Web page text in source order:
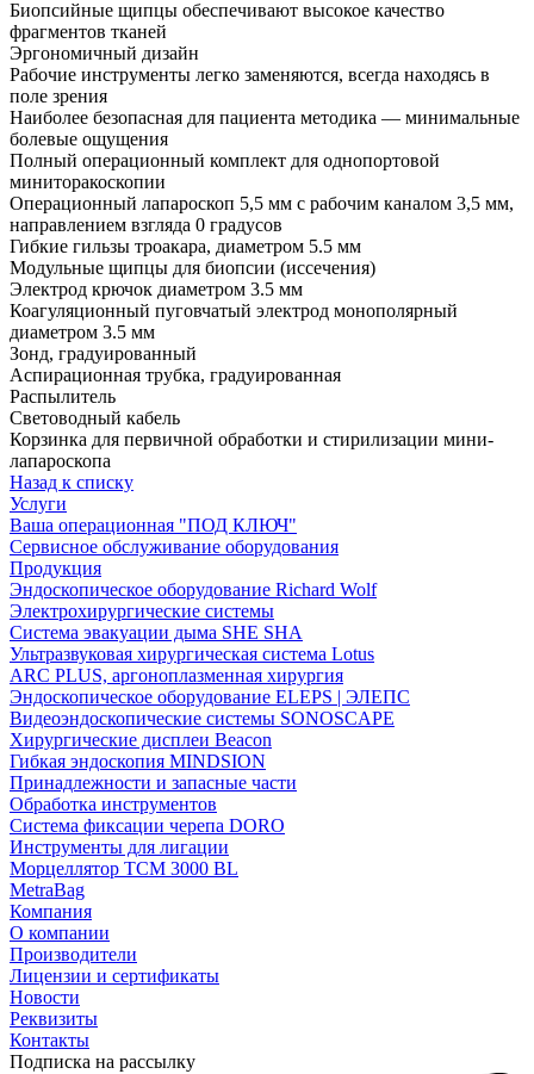
Биопсийные щипцы обеспечивают высокое качество
фрагментов тканей
Эргономичный дизайн
Рабочие инструменты легко заменяются, всегда находясь в
поле зрения
Наиболее безопасная для пациента методика — минимальные
болевые ощущения
Полный операционный комплект для однопортовой
миниторакоскопии
Операционный лапароскоп 5,5 мм с рабочим каналом 3,5 мм,
направлением взгляда 0 градусов
Гибкие гильзы троакара, диаметром 5.5 мм
Модульные щипцы для биопсии (иссечения)
Электрод крючок диаметром 3.5 мм
Коагуляционный пуговчатый электрод монополярный
диаметром 3.5 мм
Зонд, градуированный
Аспирационная трубка, градуированная
Распылитель
Световодный кабель
Корзинка для первичной обработки и стирилизации мини-
лапароскопа
Назад к списку
Услуги
Ваша операционная "ПОД КЛЮЧ"
Сервисное обслуживание оборудования
Продукция
Эндоскопическое оборудование Richard Wolf
Электрохирургические системы
Система эвакуации дыма SHE SHA
Ультразвуковая хирургическая система Lotus
ARC PLUS, аргоноплазменная хирургия
Эндоскопическое оборудование ELEPS | ЭЛЕПС
Видеоэндоскопические системы SONOSCAPE
Хирургические дисплеи Beacon
Гибкая эндоскопия MINDSION
Принадлежности и запасные части
Обработка инструментов
Система фиксации черепа DORO
Инструменты для лигации
Морцеллятор ТСМ 3000 BL
MetraBag
Компания
О компании
Производители
Лицензии и сертификаты
Новости
Реквизиты
Контакты
Подписка на рассылку